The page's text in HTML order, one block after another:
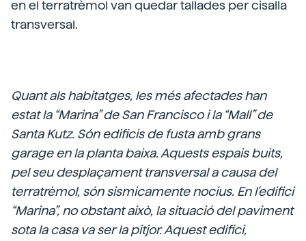
en el terratrèmol van quedar tallades per cisalla
transversal.
Quant als habitatges, les més afectades han
estat la “Marina” de San Francisco i la “Mall” de
Santa Kutz. Són edificis de fusta amb grans
garage en la planta baixa. Aquests espais buits,
pel seu desplaçament transversal a causa del
terratrèmol, són sismicamente nocius. En l'edifici
“Marina”, no obstant això, la situació del paviment
sota la casa va ser la pitjor. Aquest edifici,